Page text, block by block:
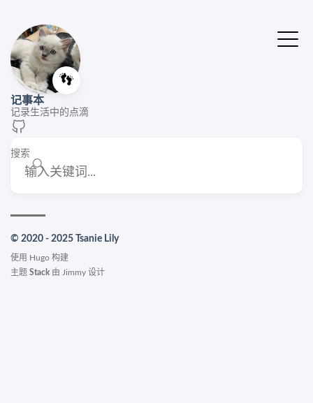
👣
记事本
记录生活中的点滴
搜索
© 2020 - 2025 Tsanie Lily
使用 Hugo 构建
主题 Stack 由 Jimmy 设计